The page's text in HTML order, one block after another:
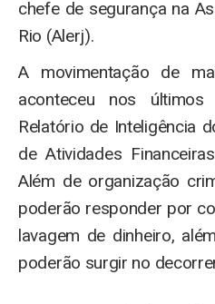
chefe de segurança na
Rio (Alerj).
A movimentação de
aconteceu nos
Relatório de Inteligência
de Atividades
Além de organização
poderão responder por
lavagem de dinheiro,
poderão surgir no